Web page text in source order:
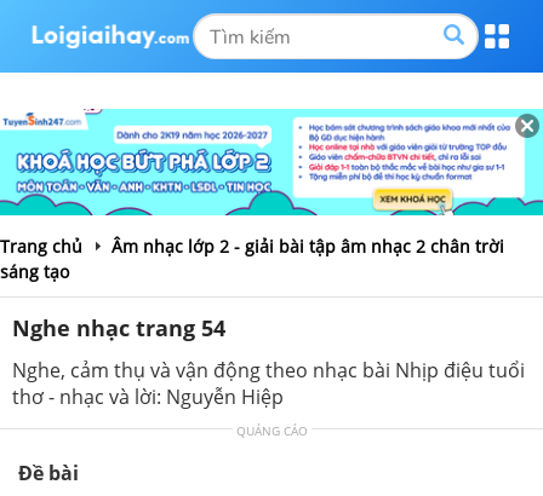
Trang chủ
Âm nhạc lớp 2 - giải bài tập âm nhạc 2 chân trời
sáng tạo
Nghe nhạc trang 54
Nghe, cảm thụ và vận động theo nhạc bài Nhịp điệu tuổi
thơ - nhạc và lời: Nguyễn Hiệp
QUẢNG CÁO
Đề bài